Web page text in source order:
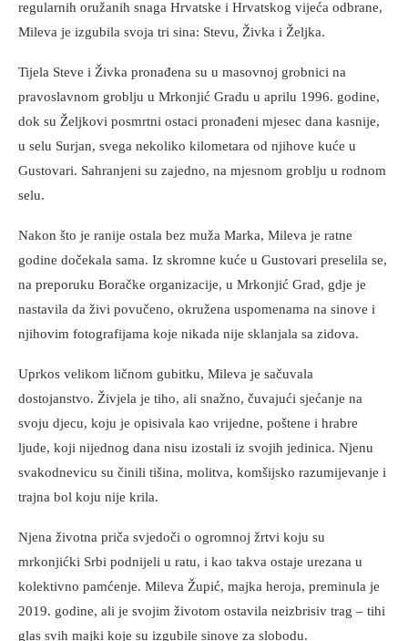
regularnih oružanih snaga Hrvatske i Hrvatskog vijeća odbrane,
Mileva je izgubila svoja tri sina: Stevu, Živka i Željka.
Tijela Steve i Živka pronađena su u masovnoj grobnici na
pravoslavnom groblju u Mrkonjić Gradu u aprilu 1996. godine,
dok su Željkovi posmrtni ostaci pronađeni mjesec dana kasnije,
u selu Surjan, svega nekoliko kilometara od njihove kuće u
Gustovari. Sahranjeni su zajedno, na mjesnom groblju u rodnom
selu.
Nakon što je ranije ostala bez muža Marka, Mileva je ratne
godine dočekala sama. Iz skromne kuće u Gustovari preselila se,
na preporuku Boračke organizacije, u Mrkonjić Grad, gdje je
nastavila da živi povučeno, okružena uspomenama na sinove i
njihovim fotografijama koje nikada nije sklanjala sa zidova.
Uprkos velikom ličnom gubitku, Mileva je sačuvala
dostojanstvo. Živjela je tiho, ali snažno, čuvajući sjećanje na
svoju djecu, koju je opisivala kao vrijedne, poštene i hrabre
ljude, koji nijednog dana nisu izostali iz svojih jedinica. Njenu
svakodnevicu su činili tišina, molitva, komšijsko razumijevanje i
trajna bol koju nije krila.
Njena životna priča svjedoči o ogromnoj žrtvi koju su
mrkonjićki Srbi podnijeli u ratu, i kao takva ostaje urezana u
kolektivno pamćenje. Mileva Župić, majka heroja, preminula je
2019. godine, ali je svojim životom ostavila neizbrisiv trag – tihi
glas svih majki koje su izgubile sinove za slobodu.